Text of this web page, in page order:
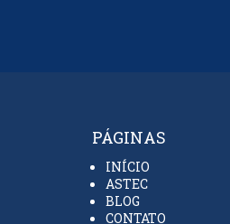
PÁGINAS
INÍCIO
ASTEC
BLOG
CONTATO